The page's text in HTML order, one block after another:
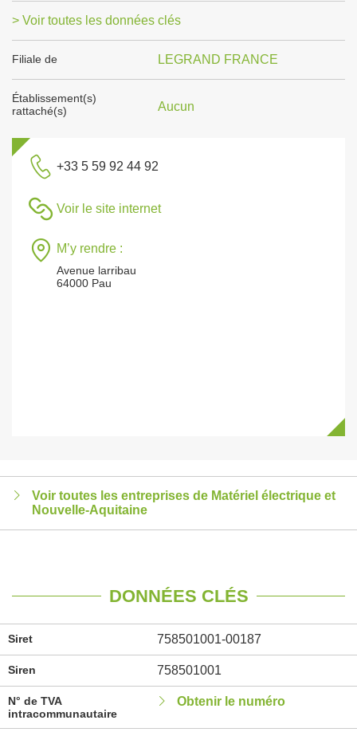
> Voir toutes les données clés
Filiale de LEGRAND FRANCE
Établissement(s)
rattaché(s)
Aucun
+33 5 59 92 44 92
Voir le site internet
M’y rendre :
Avenue larribau
64000 Pau
Voir toutes les entreprises de Matériel électrique et
Nouvelle-Aquitaine
DONNÉES CLÉS
Siret 758501001-00187
Siren 758501001
N° de TVA
intracommunautaire
Obtenir le numéro